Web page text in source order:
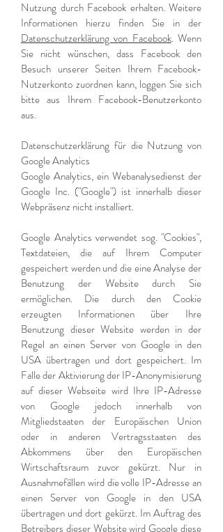
Nutzung durch Facebook erhalten. Weitere
Informationen hierzu finden Sie in der
Datenschutzerklärung von Facebook. Wenn
Sie nicht wünschen, dass Facebook den
Besuch unserer Seiten Ihrem Facebook-
Nutzerkonto zuordnen kann, loggen Sie sich
bitte aus Ihrem Facebook-Benutzerkonto
aus.
Datenschutzerklärung für die Nutzung von
Google Analytics
Google Analytics, ein Webanalysedienst der
Google Inc. ("Google") ist innerhalb dieser
Webpräsenz nicht installiert.
Google Analytics verwendet sog. "Cookies",
Textdateien, die auf Ihrem Computer
gespeichert werden und die eine Analyse der
Benutzung der Website durch Sie
ermöglichen. Die durch den Cookie
erzeugten Informationen über Ihre
Benutzung dieser Website werden in der
Regel an einen Server von Google in den
USA übertragen und dort gespeichert. Im
Falle der Aktivierung der IP-Anonymisierung
auf dieser Webseite wird Ihre IP-Adresse
von Google jedoch innerhalb von
Mitgliedstaaten der Europäischen Union
oder in anderen Vertragsstaaten des
Abkommens über den Europäischen
Wirtschaftsraum zuvor gekürzt. Nur in
Ausnahmefällen wird die volle IP-Adresse an
einen Server von Google in den USA
übertragen und dort gekürzt. Im Auftrag des
Betreibers dieser Website wird Google diese